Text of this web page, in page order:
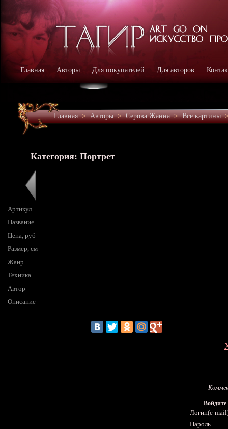
Главная Авторы Для покупателей Для авторов
Главная>Авторы>Серова Жанна>Все картины
Категория: Портрет
Артикул
Название
Цена, руб
Размер, см
Жанр
Техника
Автор
Описание
Логин(e-
Пароль